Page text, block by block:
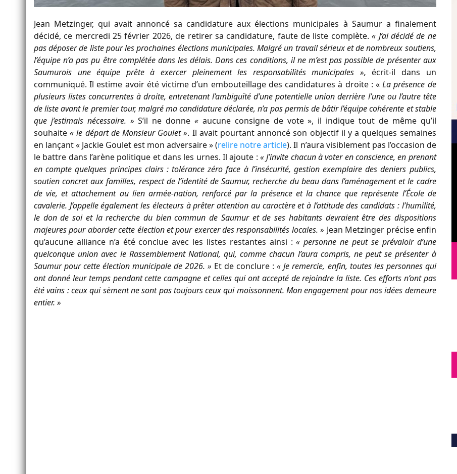
Jean Metzinger, qui avait annoncé sa candidature aux élections municipales à Saumur a finalement
décidé, ce mercredi 25 février 2026, de retirer sa candidature, faute de liste complète.« J’ai décidé de ne
pas déposer de liste pour les prochaines élections municipales. Malgré un travail sérieux et de nombreux soutiens,
l’équipe n’a pas pu être complétée dans les délais. Dans ces conditions, il ne m’est pas possible de présenter aux
Saumurois une équipe prête à exercer pleinement les responsabilités municipales »,écrit-il dans un
communiqué. Il estime avoir été victime d’un embouteillage des candidatures à droite : «La présence de
plusieurs listes concurrentes à droite, entretenant l’ambiguïté d’une potentielle union derrière l’une ou l’autre tête
de liste avant le premier tour, malgré ma candidature déclarée, n’a pas permis de bâtir l’équipe cohérente et stable
que j’estimais nécessaire. »S’il ne donne « aucune consigne de vote », il indique tout de même qu’il
souhaite « le départ de Monsieur Goulet ». Il avait pourtant annoncé son objectif il y a quelques semaines
en lançant « Jackie Goulet est mon adversaire » (relire notre article). Il n’aura visiblement pas l’occasion de
le battre dans l’arène politique et dans les urnes. Il ajoute : « J’invite chacun à voter en conscience, en prenant
en compte quelques principes clairs : tolérance zéro face à l’insécurité, gestion exemplaire des deniers publics,
soutien concret aux familles, respect de l’identité de Saumur, recherche du beau dans l’aménagement et le cadre
de vie, et attachement au lien armée-nation, renforcé par la présence et la chance que représente l’École de
cavalerie. J’appelle également les électeurs à prêter attention au caractère et à l’attitude des candidats : l’humilité,
le don de soi et la recherche du bien commun de Saumur et de ses habitants devraient être des dispositions
majeures pour aborder cette élection et pour exercer des responsabilités locales. » Jean Metzinger précise enfin
qu’aucune alliance n’a été conclue avec les listes restantes ainsi :« personne ne peut se prévaloir d’une
quelconque union avec le Rassemblement National, qui, comme chacun l’aura compris, ne peut se présenter à
Saumur pour cette élection municipale de 2026. » Et de conclure :« Je remercie, enfin, toutes les personnes qui
ont donné leur temps pendant cette campagne et celles qui ont accepté de rejoindre la liste. Ces efforts n’ont pas
été vains : ceux qui sèment ne sont pas toujours ceux qui moissonnent. Mon engagement pour nos idées demeure
entier. »